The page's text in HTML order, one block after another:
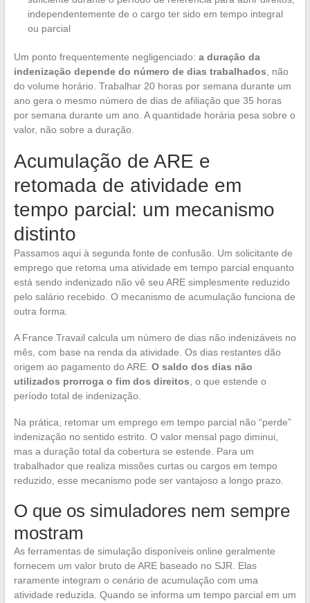
independentemente de o cargo ter sido em tempo integral
ou parcial
Um ponto frequentemente negligenciado: a duração da
indenização depende do número de dias trabalhados , não
do volume horário. Trabalhar 20 horas por semana durante um
ano gera o mesmo número de dias de afiliação que 35 horas
por semana durante um ano. A quantidade horária pesa sobre o
valor, não sobre a duração.
Acumulação de ARE e
retomada de atividade em
tempo parcial: um mecanismo
distinto
Passamos aqui à segunda fonte de confusão. Um solicitante de
emprego que retoma uma atividade em tempo parcial enquanto
está sendo indenizado não vê seu ARE simplesmente reduzido
pelo salário recebido. O mecanismo de acumulação funciona de
outra forma.
A France Travail calcula um número de dias não indenizáveis no
mês, com base na renda da atividade. Os dias restantes dão
origem ao pagamento do ARE. O saldo dos dias não
utilizados prorroga o fim dos direitos , o que estende o
período total de indenização.
Na prática, retomar um emprego em tempo parcial não “perde”
indenização no sentido estrito. O valor mensal pago diminui,
mas a duração total da cobertura se estende. Para um
trabalhador que realiza missões curtas ou cargos em tempo
reduzido, esse mecanismo pode ser vantajoso a longo prazo.
O que os simuladores nem sempre
mostram
As ferramentas de simulação disponíveis online geralmente
fornecem um valor bruto de ARE baseado no SJR. Elas
raramente integram o cenário de acumulação com uma
atividade reduzida. Quando se informa um tempo parcial em um